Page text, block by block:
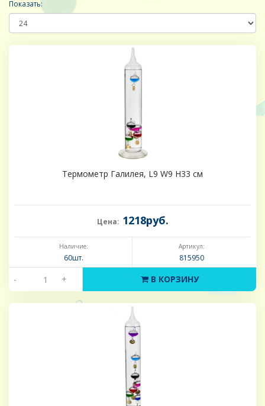
Показать:
Термометр Галилея, L9 W9 H33 см
Цена: 1218руб.
Наличие:
60шт.
Артикул:
815950
- + В КОРЗИНУ